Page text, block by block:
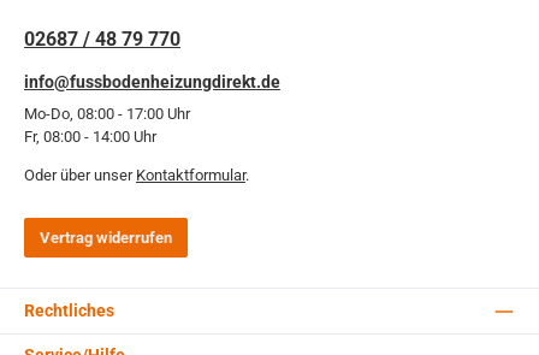
02687 / 48 79 770
info@fussbodenheizungdirekt.de
Mo-Do, 08:00 - 17:00 Uhr
Fr, 08:00 - 14:00 Uhr
Oder über unser Kontaktformular.
Vertrag widerrufen
Rechtliches